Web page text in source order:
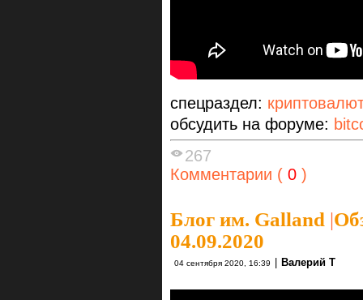
спецраздел:
обсудить на форуме:
267
Комментарии ( 0 )
Блог им. Galland |
04.09.2020
04 сентября 2020, 16:39 | Валерий Т